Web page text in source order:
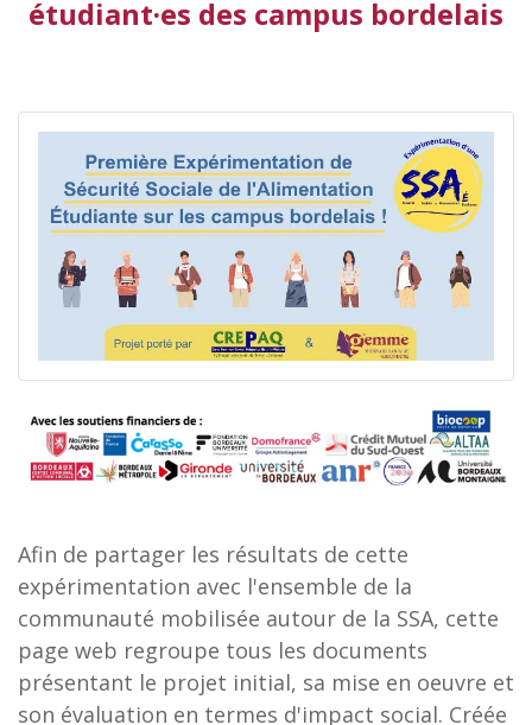
étudiant·es des campus bordelais
Afin de partager les résultats de cette
expérimentation avec l'ensemble de la
communauté mobilisée autour de la SSA, cette
page web regroupe tous les documents
présentant le projet initial, sa mise en oeuvre et
son évaluation en termes d'impact social. Créée